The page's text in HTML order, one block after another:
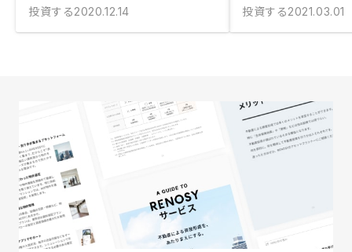
投資する2020.12.14
投資する2021.03.01